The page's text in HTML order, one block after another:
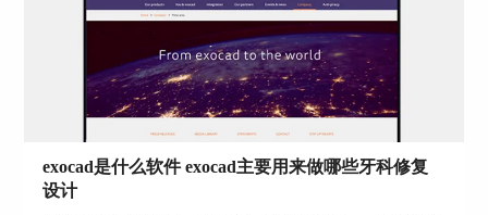
exocad是什么软件 exocad主要用来做哪些牙科修复
设计